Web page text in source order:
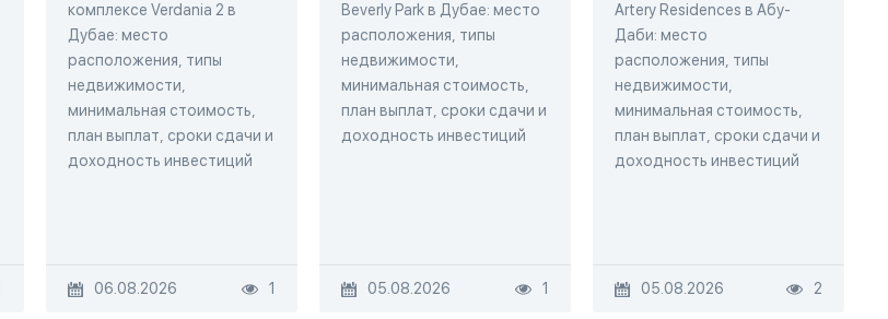
комплексе Verdania 2 в
Дубае: место
расположения, типы
недвижимости,
минимальная стоимость,
план выплат, сроки сдачи и
доходность инвестиций
06.08.2026 1
Beverly Park в Дубае: место
расположения, типы
недвижимости,
минимальная стоимость,
план выплат, сроки сдачи и
доходность инвестиций
05.08.2026 1
Artery Residences в Абу-
Даби: место
расположения, типы
недвижимости,
минимальная стоимость,
план выплат, сроки сдачи и
доходность инвестиций
05.08.2026 2